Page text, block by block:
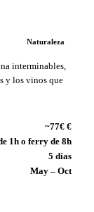
Naturaleza
interminables,
y los vinos que
~77€ €
1h o ferry de 8h
5 días
May – Oct